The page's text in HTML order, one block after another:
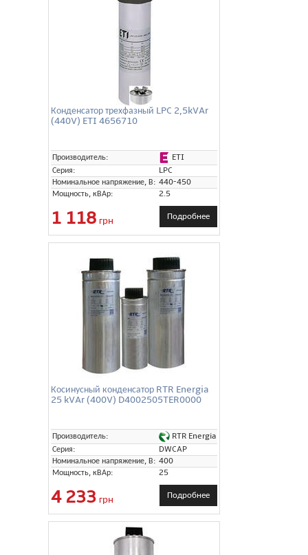
Конденсатор трехфазный LPC 2,5kVAr
(440V) ETI 4656710
Производитель:
ETI
Серия:
LPC
Номинальное напряжение, В: 440-450
Мощность, кВАр:
2.5
1 118 грн Подробнее
Косинусный конденсатор RTR Energia
25 kVAr (400V) D4002505TER0000
Производитель:
RTR Energia
Серия:
DWCAP
Номинальное напряжение, В: 400
Мощность, кВАр:
25
4 233 грн Подробнее